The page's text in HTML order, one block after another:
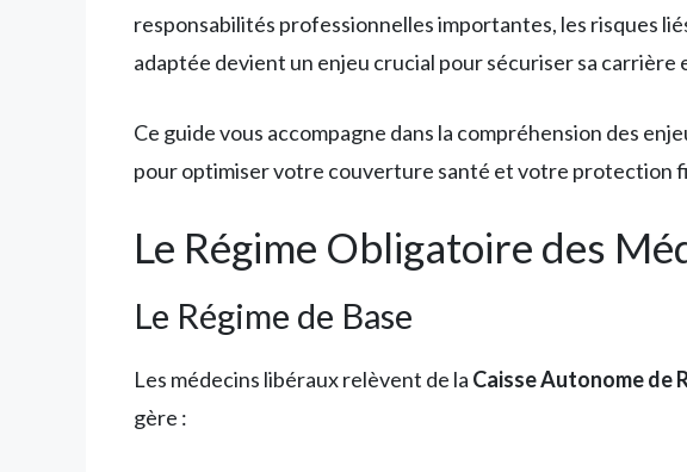
responsabilités professionnelles importantes, les risques
adaptée devient un enjeu crucial pour sécuriser sa carrière
Ce guide vous accompagne dans la compréhension des
pour optimiser votre couverture santé et votre protection
Le Régime Obligatoire des
Le Régime de Base
Les médecins libéraux relèvent de la Caisse Autonome de
gère :